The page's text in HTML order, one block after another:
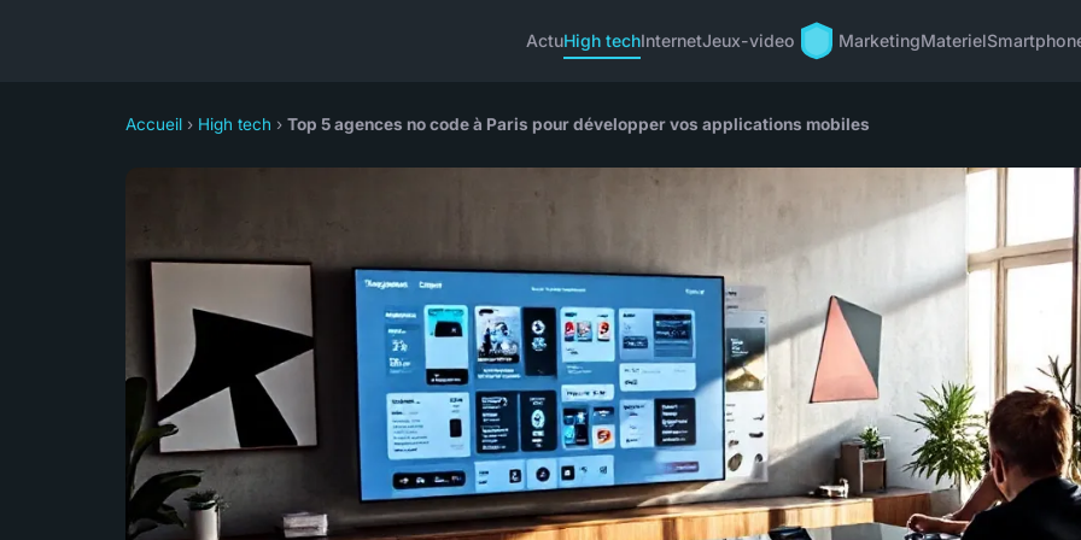
ActuHigh techInternetJeux-video MarketingMateriel
Accueil › High tech › Top 5 agences no code à Paris pour développer vos applications mobiles